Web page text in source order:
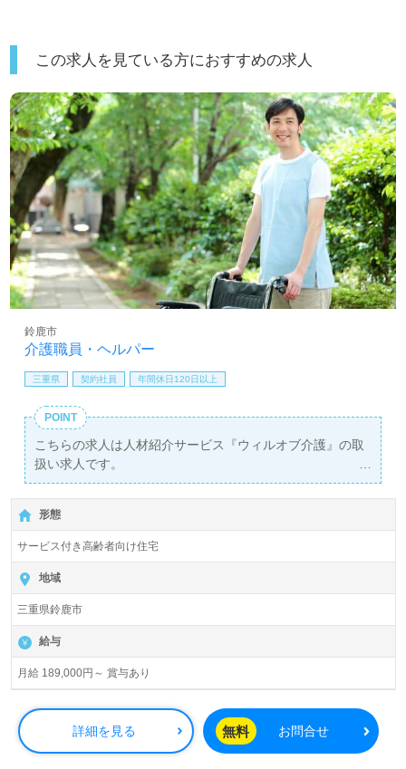
この求人を見ている方におすすめの求人
介護職員・ヘルパー
鈴鹿市
三重県 契約社員 年間休日120日以上
POINT
こちらの求人は人材紹介サービス『ウィルオブ介護』の取
扱い求人です。
詳細に関してお気軽にご相談ください♪
【無料】で皆さんの転職活動をサポートいたします。
形態
サービス付き高齢者向け住宅
地域
三重県鈴鹿市
給与
月給 189,000円～ 賞与あり
詳細を見る 無料 お問合せ